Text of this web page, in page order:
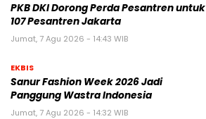
PKB DKI Dorong Perda Pesantren untuk
107 Pesantren Jakarta
Jumat, 7 Agu 2026 - 14:43 WIB
EKBIS
Sanur Fashion Week 2026 Jadi
Panggung Wastra Indonesia
Jumat, 7 Agu 2026 - 14:32 WIB